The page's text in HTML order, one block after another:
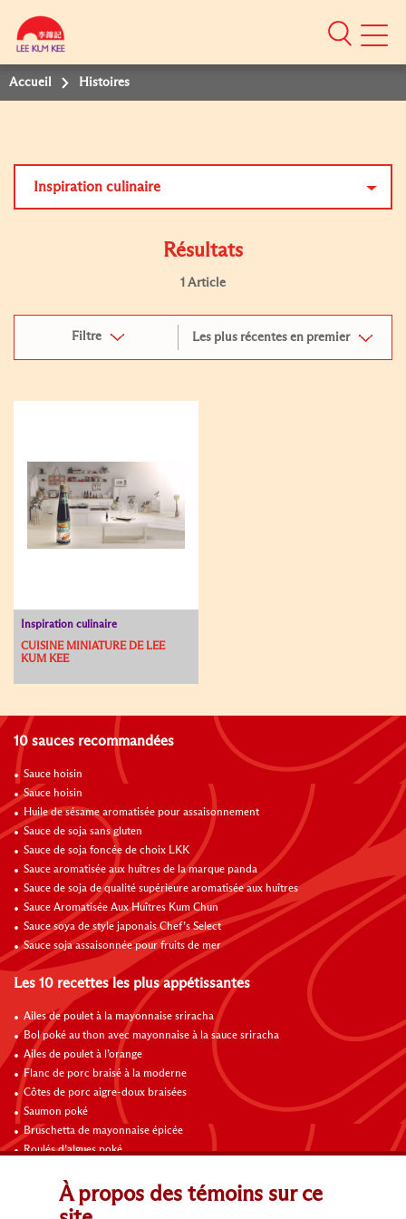
Mobile
Accueil Histoires
Inspiration culinaire
Résultats
1 Article
Filtre Les plus récentes en premier
Inspiration culinaire
CUISINE MINIATURE DE LEE
KUM KEE
10 sauces recommandées
Sauce hoisin
Sauce hoisin
Huile de sésame aromatisée pour assaisonnement
Sauce de soja sans gluten
Sauce de soja foncée de choix LKK
Sauce aromatisée aux huîtres de la marque panda
Sauce de soja de qualité supérieure aromatisée aux huîtres
Sauce Aromatisée Aux Huîtres Kum Chun
Sauce soya de style japonais Chef’s Select
Sauce soja assaisonnée pour fruits de mer
Les 10 recettes les plus appétissantes
Ailes de poulet à la mayonnaise sriracha
Bol poké au thon avec mayonnaise à la sauce sriracha
Ailes de poulet à l’orange
Flanc de porc braisé à la moderne
Côtes de porc aigre-doux braisées
Saumon poké
Bruschetta de mayonnaise épicée
Roulés d’algues poké
Ailes au chili sucré thai
À propos des témoins sur ce